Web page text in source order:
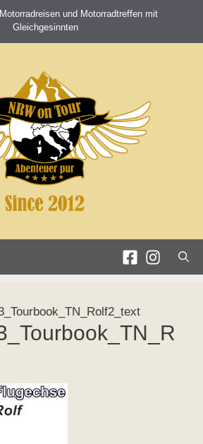
und Motorradtreffen mit
Gleichgesinnten